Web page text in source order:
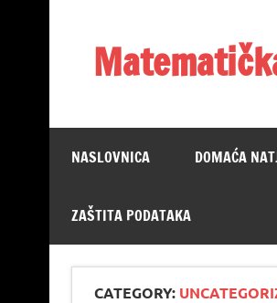
NASLOVNICA DOMAĆA
ZAŠTITA PODATAKA
CATEGORY: